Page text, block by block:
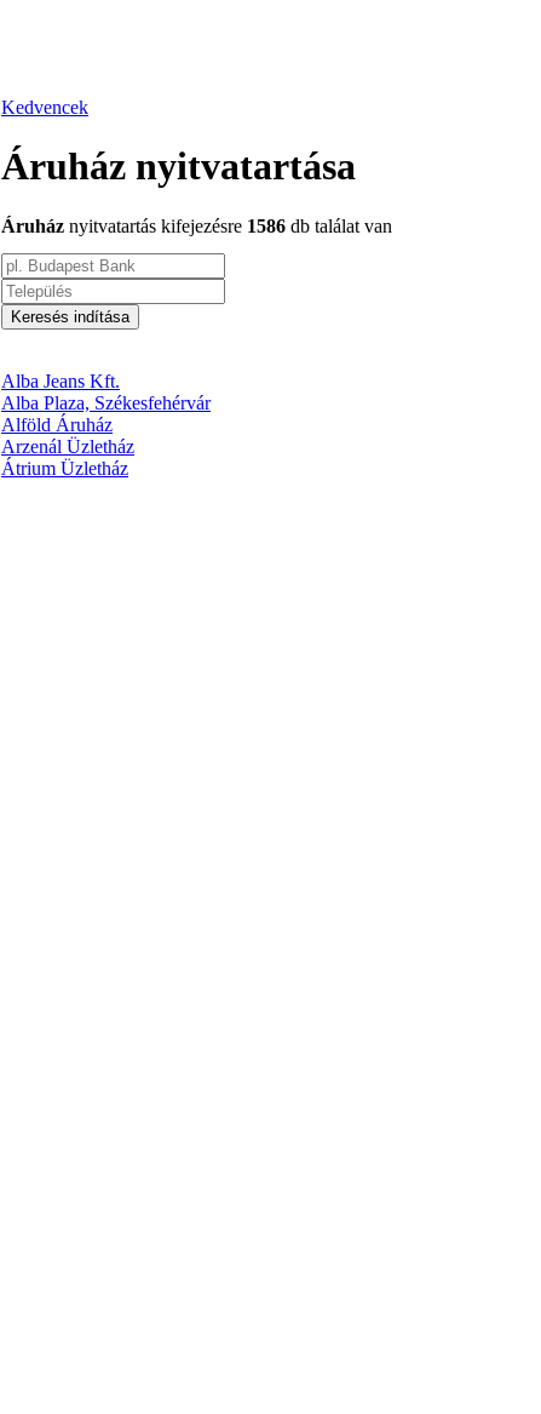
Kedvencek
Áruház nyitvatartása
Áruház nyitvatartás kifejezésre 1586 db találat van
Keresés indítása
Alba Jeans Kft.
Alba Plaza, Székesfehérvár
Alföld Áruház
Arzenál Üzletház
Átrium Üzletház